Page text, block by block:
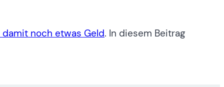
noch etwas Geld. In diesem Beitrag